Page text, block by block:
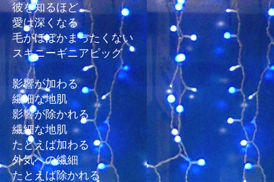
彼を知るほど
愛は深くなる
毛がほぼかまったくない
スキニーギニアピッグ
影響が加わる
繊細な地肌
影響が除かれる
繊細な地肌
たとえば加わる
外気への繊細
たとえば除かれる